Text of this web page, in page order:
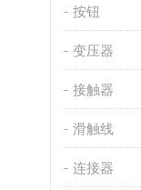
按钮
变压器
接触器
滑触线
连接器